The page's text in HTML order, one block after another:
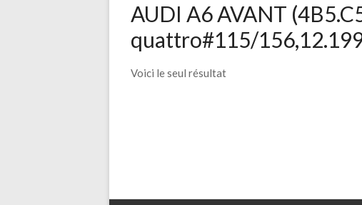
AUDI A6 AVANT
quattro#115/
Voici le seul résultat